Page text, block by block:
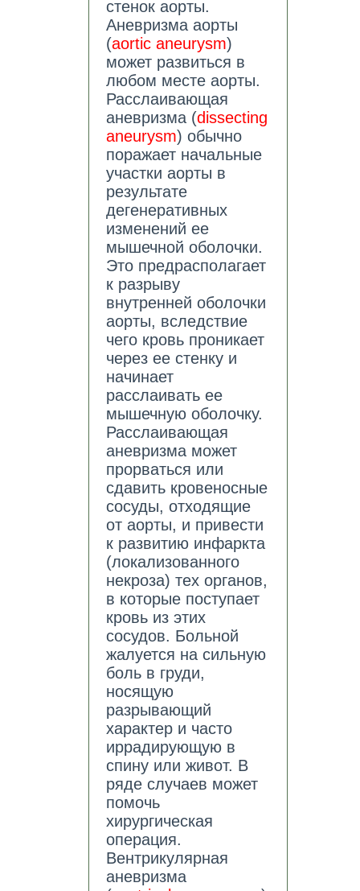
стенок аорты.
Аневризма аорты
(aortic aneurysm)
может развиться в
любом месте аорты.
Расслаивающая
аневризма (dissecting
aneurysm) обычно
поражает начальные
участки аорты в
результате
дегенеративных
изменений ее
мышечной оболочки.
Это предрасполагает
к разрыву
внутренней оболочки
аорты, вследствие
чего кровь проникает
через ее стенку и
начинает
расслаивать ее
мышечную оболочку.
Расслаивающая
аневризма может
прорваться или
сдавить кровеносные
сосуды, отходящие
от аорты, и привести
к развитию инфаркта
(локализованного
некроза) тех органов,
в которые поступает
кровь из этих
сосудов. Больной
жалуется на сильную
боль в груди,
носящую
разрывающий
характер и часто
иррадирующую в
спину или живот. В
ряде случаев может
помочь
хирургическая
операция.
Вентрикулярная
аневризма